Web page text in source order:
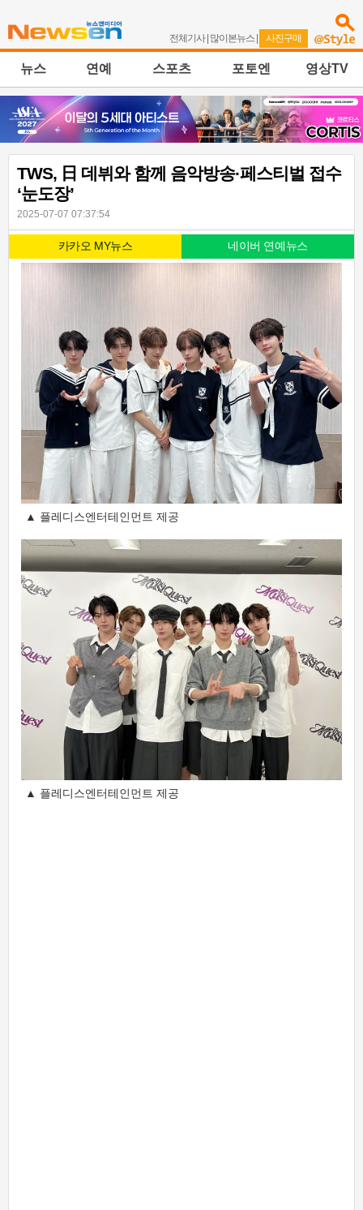
전체기사| 많이본뉴스 | 사진구매
뉴스 연예 스포츠 포토엔 영상TV
TWS, 日 데뷔와 함께 음악방송·페스티벌 접수
‘눈도장’
2025-07-07 07:37:54
카카오 MY뉴스 네이버 연예뉴스
▲ 플레디스엔터테인먼트 제공
▲ 플레디스엔터테인먼트 제공